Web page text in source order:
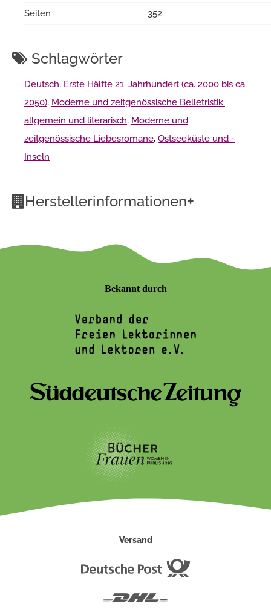
Seiten 352
Schlagwörter
Deutsch, Erste Hälfte 21. Jahrhundert (ca. 2000 bis ca.
2050), Moderne und zeitgenössische Belletristik:
allgemein und literarisch, Moderne und
zeitgenössische Liebesromane, Ostseeküste und -
Inseln
Herstellerinformationen+
Bekannt durch
Versand